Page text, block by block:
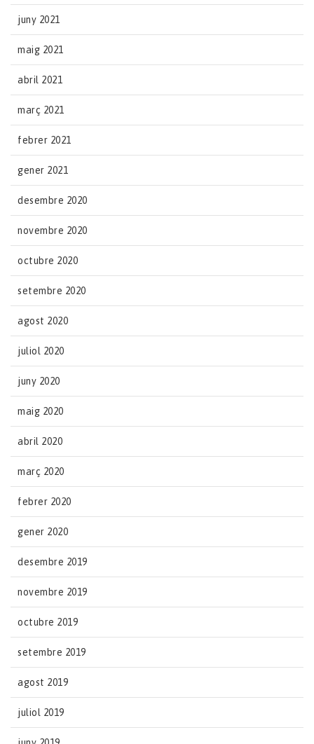
juny 2021
maig 2021
abril 2021
març 2021
febrer 2021
gener 2021
desembre 2020
novembre 2020
octubre 2020
setembre 2020
agost 2020
juliol 2020
juny 2020
maig 2020
abril 2020
març 2020
febrer 2020
gener 2020
desembre 2019
novembre 2019
octubre 2019
setembre 2019
agost 2019
juliol 2019